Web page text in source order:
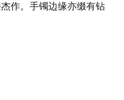
作。手镯边缘亦缀有钻